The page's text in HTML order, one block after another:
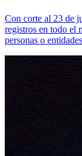
Con corte al 23 de
registros en todo el
personas o